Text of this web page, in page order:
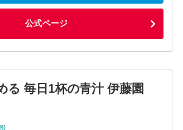
公式ページ
る 毎日1杯の青汁 伊藤園